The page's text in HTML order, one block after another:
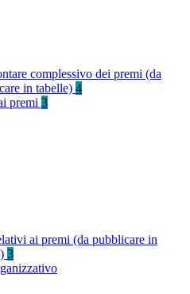
complessivo dei premi (da
in tabelle) 4
premi 3
ai premi (da pubblicare in
3